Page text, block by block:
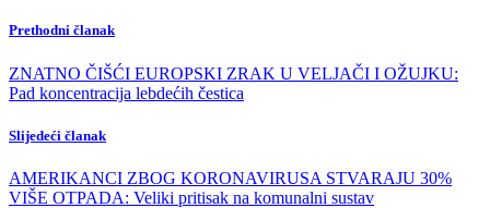
Prethodni članak
ZNATNO ČIŠĆI EUROPSKI ZRAK U VELJAČI I OŽUJKU:
Pad koncentracija lebdećih čestica
Slijedeći članak
AMERIKANCI ZBOG KORONAVIRUSA STVARAJU 30%
VIŠE OTPADA: Veliki pritisak na komunalni sustav